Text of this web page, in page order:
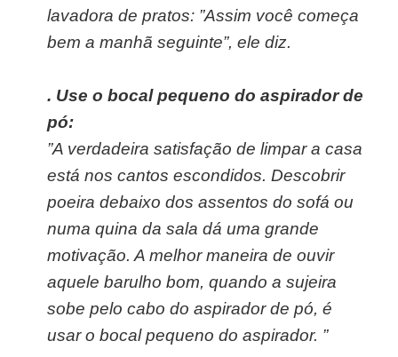
lavadora de pratos: ”Assim você começa
bem a manhã seguinte”, ele diz.
. Use o bocal pequeno do aspirador de
pó:
”A verdadeira satisfação de limpar a casa
está nos cantos escondidos. Descobrir
poeira debaixo dos assentos do sofá ou
numa quina da sala dá uma grande
motivação. A melhor maneira de ouvir
aquele barulho bom, quando a sujeira
sobe pelo cabo do aspirador de pó, é
usar o bocal pequeno do aspirador. ”